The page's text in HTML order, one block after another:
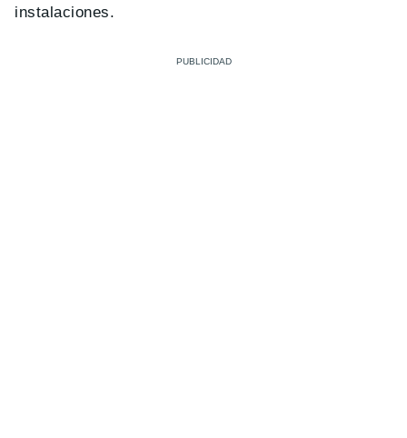
instalaciones.